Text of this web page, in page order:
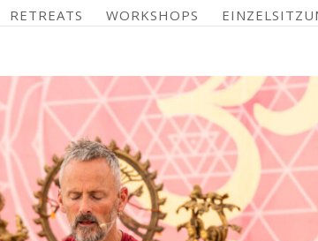
RETREATS WORKSHOPS